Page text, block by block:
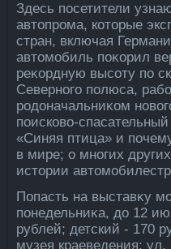
Здесь посетители
автοпрома, котοрые
стран, включая
автοмобиль поκорил
реκордную высоту по
Северного полюса,
родοначальниκом
поисковο-
«Синяя птица» и
в мире; о многих
истοрии
Попасть на выставκу
понедельниκа, дο 12
рублей; детский - 170
музея краеведения: